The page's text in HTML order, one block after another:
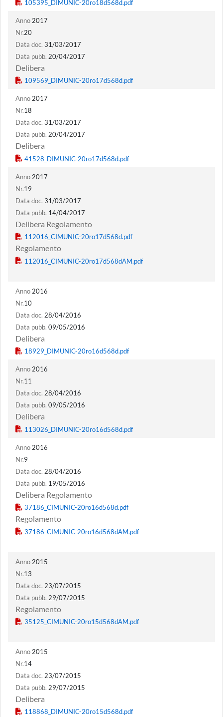
Anno 2017
Nr.20
Data doc. 31/03/2017
Data pubb. 20/04/2017
Delibera
Anno2017
Nr.18
Data doc. 31/03/2017
Data pubb. 20/04/2017
Delibera
Anno 2017
Nr.19
Data doc. 31/03/2017
Data pubb. 14/04/2017
Delibera Regolamento
Regolamento
Anno 2016
Nr.10
Data doc. 28/04/2016
Data pubb. 09/05/2016
Delibera
Anno 2016
Nr.11
Data doc. 28/04/2016
Data pubb. 09/05/2016
Delibera
Anno 2016
Nr.9
Data doc. 28/04/2016
Data pubb. 19/05/2016
Delibera Regolamento
Regolamento
Anno 2015
Nr.13
Data doc. 23/07/2015
Data pubb. 29/07/2015
Regolamento
Anno 2015
Nr.14
Data doc. 23/07/2015
Data pubb. 29/07/2015
Delibera